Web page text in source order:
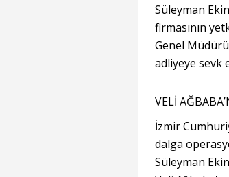
Süleyman
firmasının
Genel
adliyeye sevk
VELİ
İzmir
dalga
Süleyman